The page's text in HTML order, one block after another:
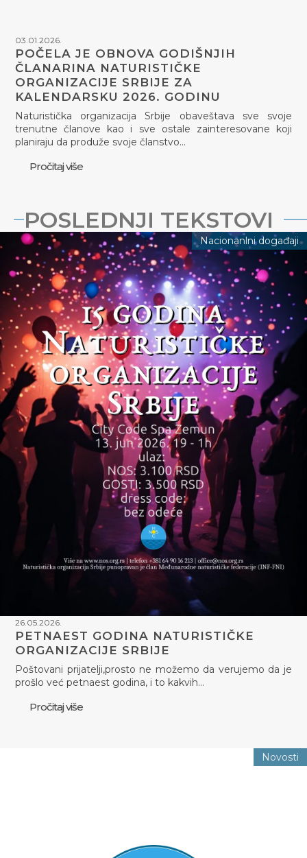
03.01.2026.
POČELA JE OBNOVA GODIŠNJIH
ČLANARINA NATURISTIČKE
ORGANIZACIJE SRBIJE ZA
KALENDARSKU 2026. GODINU
Naturistička organizacija Srbije obaveštava sve svoje
trenutne članove kao i sve ostale zainteresovane koji
planiraju da produže svoje članstvo…
Pročitaj više
POSLEDNJI TEKSTOVI
Nacionanlni događaji
26.05.2026.
PETNAEST GODINA NATURISTIČKE
ORGANIZACIJE SRBIJE
Poštovani prijatelji,prosto ne možemo da verujemo da je
prošlo već petnaest godina, i to kakvih…
Pročitaj više
Novosti